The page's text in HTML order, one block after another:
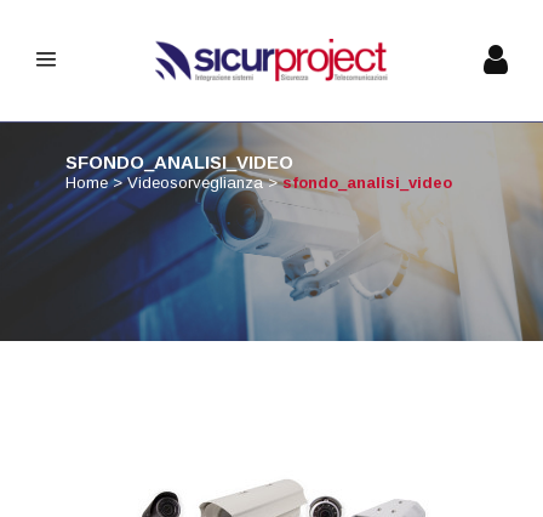
SFONDO_ANALISI_VIDEO
Home>Videosorveglianza>sfondo_analisi_video